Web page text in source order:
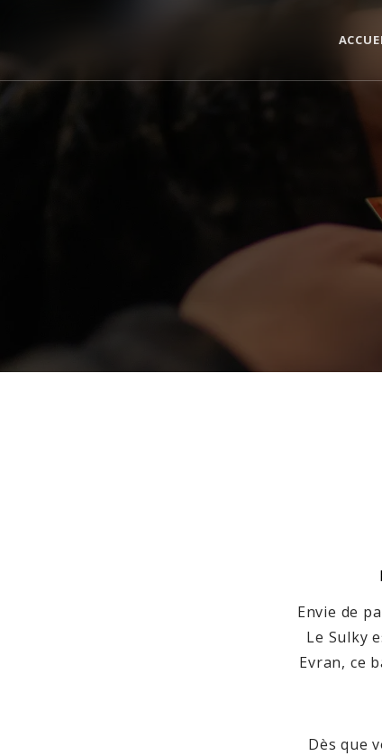
Envie de
Le Sulky
Evran, ce
Dès que